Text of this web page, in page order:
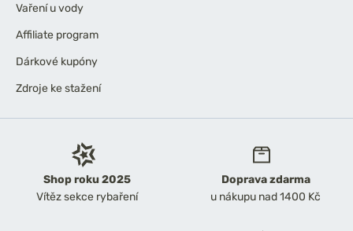
Shop roku 2025
Vítěz sekce rybaření
Doprava zdarma
u nákupu nad 1400 Kč
Vaření u vody
Affiliate program
Dárkové kupóny
Zdroje ke stažení